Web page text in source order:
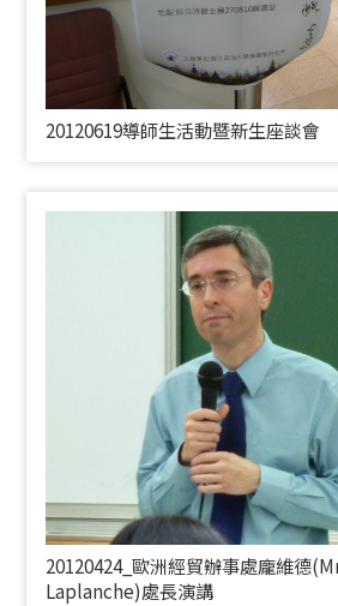
20120619導師生活動暨新生座談會
20120424_歐洲經貿辦事處龐維德(
Laplanche)處長演講